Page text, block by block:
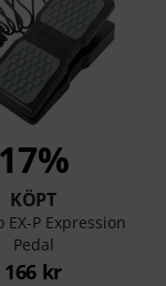
17%
KÖPT
EX-P Expression
Pedal
166 kr